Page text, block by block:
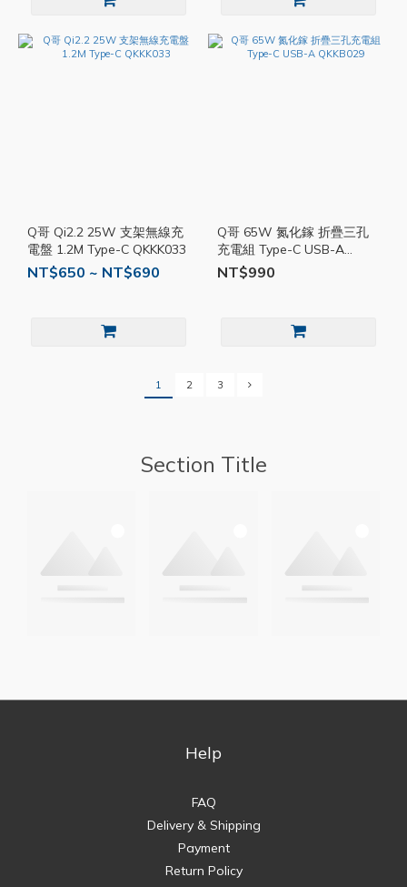
Q哥 Qi2.2 25W 支架無線充
電盤 1.2M Type-C QKKK033
NT$650 ~ NT$690
Q哥 65W 氮化鎵 折疊三孔
充電組 Type-C USB-A
QKKB029
NT$990
1 2 3
Section Title
Help
FAQ
Delivery & Shipping
Payment
Return Policy